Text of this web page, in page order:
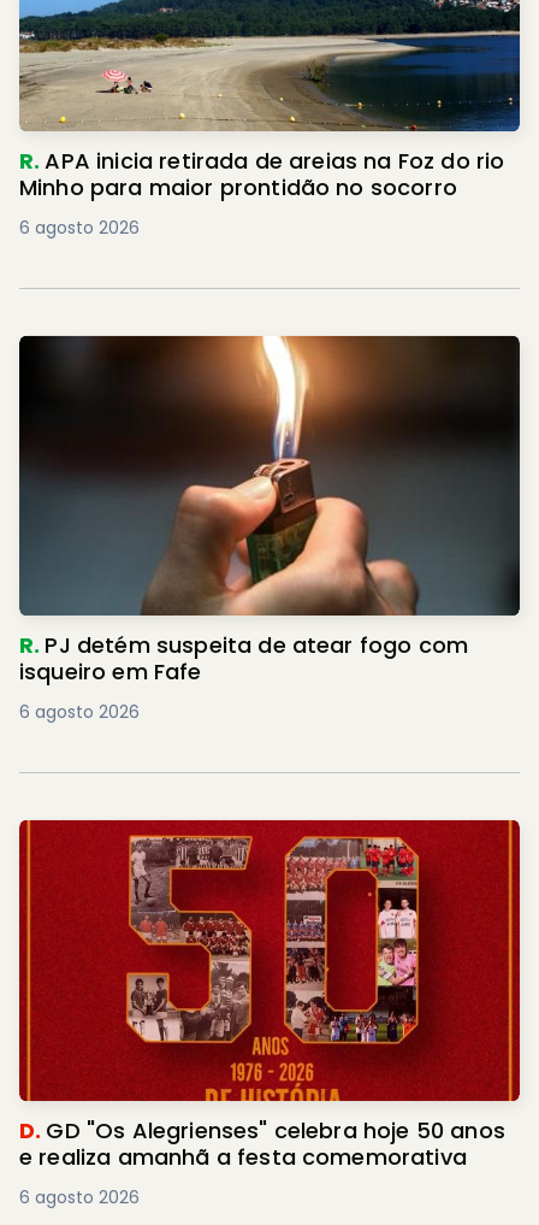
R.APA inicia retirada de areias na Foz do rio
Minho para maior prontidão no socorro
6 agosto 2026
R. PJ detém suspeita de atear fogo com
isqueiro em Fafe
6 agosto 2026
D. GD "Os Alegrienses" celebra hoje 50 anos
e realiza amanhã a festa comemorativa
6 agosto 2026